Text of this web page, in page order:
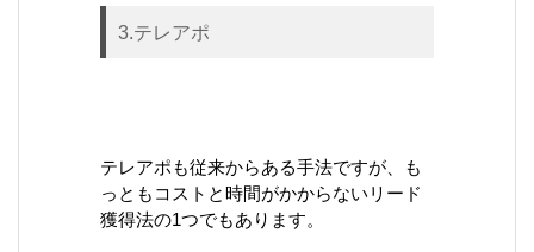
3.テレアポ
テレアポも従来からある手法ですが、も
っともコストと時間がかからないリード
獲得法の1つでもあります。